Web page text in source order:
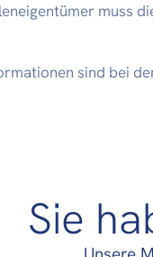
muss
sind bei
Sie